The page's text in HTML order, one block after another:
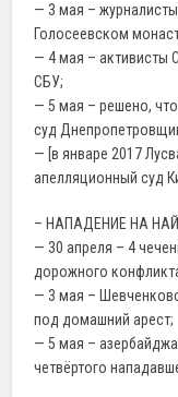
— 3 мая –
Голосеевском
— 4 мая – активисты
СБУ;
— 5 мая – решено, что
суд
— [в январе 2017
апелляционный суд
– НАПАДЕНИЕ НА
— 30 апреля – 4
дорожного
— 3 мая –
под домашний арест;
— 5 мая –
четвёртого